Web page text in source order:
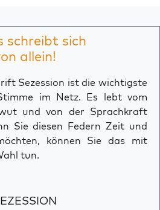
schreibt sich
allein!
Sezession ist die wichtigste
im Netz. Es lebt vom
und von der Sprachkraft
Sie diesen Federn Zeit und
können Sie das mit
tun.